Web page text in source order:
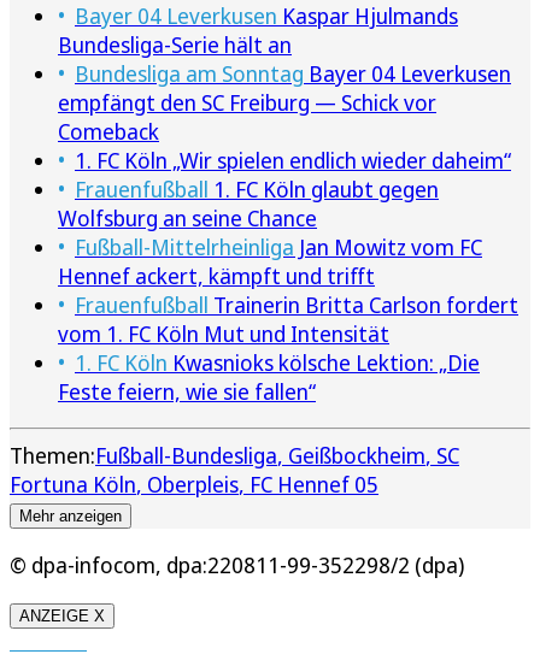
Bayer 04 Leverkusen Kaspar Hjulmands
Bundesliga-Serie hält an
Bundesliga am Sonntag Bayer 04 Leverkusen
empfängt den SC Freiburg — Schick vor
Comeback
1. FC Köln „Wir spielen endlich wieder daheim“
Frauenfußball 1. FC Köln glaubt gegen
Wolfsburg an seine Chance
Fußball-Mittelrheinliga Jan Mowitz vom FC
Hennef ackert, kämpft und trifft
Frauenfußball Trainerin Britta Carlson fordert
vom 1. FC Köln Mut und Intensität
1. FC Köln Kwasnioks kölsche Lektion: „Die
Feste feiern, wie sie fallen“
Themen:Fußball-Bundesliga Geißbockheim SC
Fortuna Köln Oberpleis FC Hennef 05
Mehr anzeigen
© dpa-infocom, dpa:220811-99-352298/2 (dpa)
ANZEIGE X